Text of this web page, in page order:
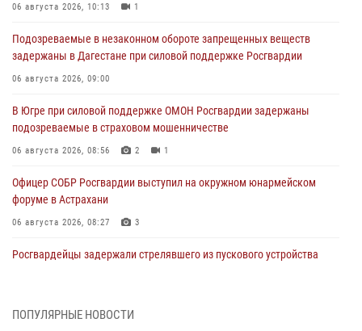
06 августа 2026, 10:13 1
Подозреваемые в незаконном обороте запрещенных веществ
задержаны в Дагестане при силовой поддержке Росгвардии
06 августа 2026, 09:00
В Югре при силовой поддержке ОМОН Росгвардии задержаны
подозреваемые в страховом мошенничестве
06 августа 2026, 08:56 2 1
Офицер СОБР Росгвардии выступил на окружном юнармейском
форуме в Астрахани
06 августа 2026, 08:27 3
Росгвардейцы задержали стрелявшего из пускового устройства
ПОПУЛЯРНЫЕ НОВОСТИ